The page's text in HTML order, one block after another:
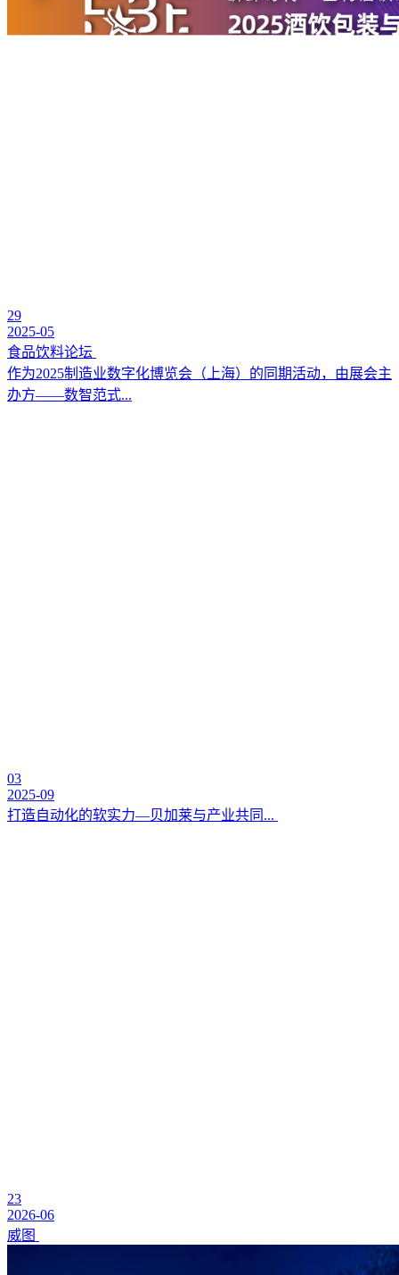
29
2025-05
食品饮料论坛
作为2025制造业数字化博览会（上海）的同期活动，由展会主
办方——数智范式...
03
2025-09
打造自动化的软实力—贝加莱与产业共同...
23
2026-06
威图